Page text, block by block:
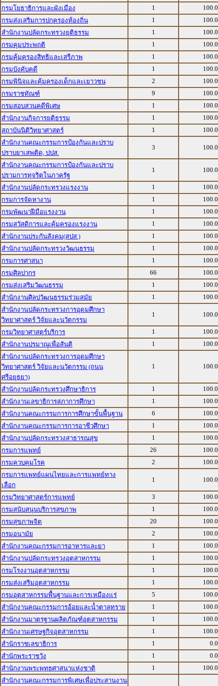
กรมโยธาธิการและผังเมือง
1
กรมส่งเสริมการปกครองท้องถิ่น
1
สำนักงานปลัดกระทรวงยุติธรรม
1
กรมคุมประพฤติ
1
กรมคุ้มครองสิทธิและเสรีภาพ
1
กรมบังคับคดี
1
กรมพินิจและคุ้มครองเด็กและเยาวชน
2
กรมราชทัณฑ์
9
กรมสอบสวนคดีพิเศษ
1
สำนักงานกิจการยุติธรรม
1
สถาบันนิติวิทยาศาสตร์
1
สำนักงานคณะกรรมการป้องกันและปราบ
ปราบยาเสพติด, ปปส.
3
สำนักงานคณะกรรมการป้องกันและปราบ
ปรามการทุจริตในภาครัฐ
1
สำนักงานปลัดกระทรวงแรงงาน 1
กรมการจัดหางาน
1
กรมพัฒนาฝีมือแรงงาน
1
กรมสวัสดิการและคุ้มครองแรงงาน
1
สำนักงานประกันสังคม(สปส.)
1
สำนักงานปลัดกระทรวงวัฒนธรรม
1
กรมการศาสนา
1
กรมศิลปากร
66
กรมส่งเสริมวัฒนธรรม
1
สำนักงานศิลปวัฒนธรรมร่วมสมัย
1
สำนักงานปลัดกระทรวงการอุดมศึกษา
วิทยาศาสตร์ วิจัยและนวัตกรรม
1
กรมวิทยาศาสตร์บริการ 1
สำนักงานปรมาณูเพื่อสันติ
1
สำนักงานปลัดกระทรวงการอุดมศึกษา
วิทยาศาสตร์ วิจัยและนวัตกรรม (ถนน
ศรีอยุธยา)
1
สำนักงานปลัดกระทรวงศึกษาธิการ 1
สำนักงานเลขาธิการสภาการศึกษา
1
สำนักงานคณะกรรมการการศึกษาขั้นพื้นฐาน
6
สำนักงานคณะกรรมการการอาชีวศึกษา
1
สำนักงานปลัดกระทรวงสาธารณสุข
1
กรมการแพทย์
26
กรมควบคุมโรค
2
กรมการแพทย์แผนไทยและการแพทย์ทาง
เลือก
1
กรมวิทยาศาสตร์การแพทย์ 3
กรมสนับสนุนบริการสุขภาพ
1
กรมสุขภาพจิต
20
กรมอนามัย
2
สำนักงานคณะกรรมการอาหารและยา
1
สำนักงานปลัดกระทรวงอุตสาหกรรม
1
กรมโรงงานอุตสาหกรรม
1
กรมส่งเสริมอุตสาหกรรม
1
กรมอุตสาหกรรมพื้นฐานและการเหมืองแร่
5
สำนักงานคณะกรรมการอ้อยและน้ำตาลทราย
1
สำนักงานมาตรฐานผลิตภัณฑ์อุตสาหกรรม
1
สำนักงานเศรษฐกิจอุตสาหกรรม
1
สำนักราชเลขาธิการ
1
สำนักพระราชวัง
1
สำนักงานพระพุทธศาสนาแห่งชาติ
1
สำนักงานคณะกรรมการพิเศษเพื่อประสานงาน